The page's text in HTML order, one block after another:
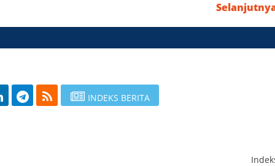
INDEKS BERITA